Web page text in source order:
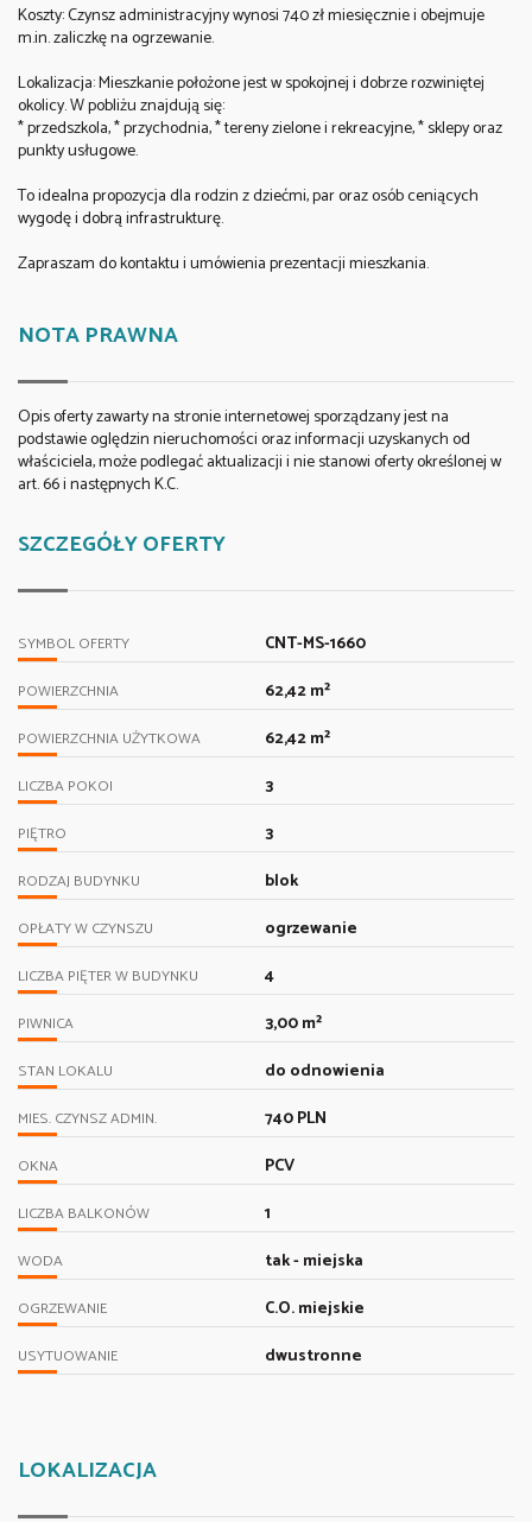
Koszty: Czynsz administracyjny wynosi 740 zł miesięcznie i obejmuje
m.in. zaliczkę na ogrzewanie.
Lokalizacja: Mieszkanie położone jest w spokojnej i dobrze rozwiniętej
okolicy. W pobliżu znajdują się:
* przedszkola, * przychodnia, * tereny zielone i rekreacyjne, * sklepy oraz
punkty usługowe.
To idealna propozycja dla rodzin z dziećmi, par oraz osób ceniących
wygodę i dobrą infrastrukturę.
Zapraszam do kontaktu i umówienia prezentacji mieszkania.
NOTA PRAWNA
Opis oferty zawarty na stronie internetowej sporządzany jest na
podstawie oględzin nieruchomości oraz informacji uzyskanych od
właściciela, może podlegać aktualizacji i nie stanowi oferty określonej w
art. 66 i następnych K.C.
SZCZEGÓŁY OFERTY
SYMBOL OFERTY CNT-MS-1660
POWIERZCHNIA 62,42 m²
POWIERZCHNIA UŻYTKOWA 62,42 m²
LICZBA POKOI 3
PIĘTRO 3
RODZAJ BUDYNKU blok
OPŁATY W CZYNSZU ogrzewanie
LICZBA PIĘTER W BUDYNKU 4
PIWNICA 3,00 m²
STAN LOKALU do odnowienia
MIES. CZYNSZ ADMIN. 740 PLN
OKNA PCV
LICZBA BALKONÓW 1
WODA tak - miejska
OGRZEWANIE C.O. miejskie
USYTUOWANIE dwustronne
LOKALIZACJA